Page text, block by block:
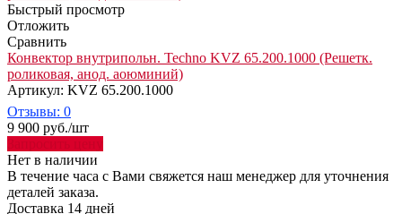
Быстрый просмотр
Отложить
Сравнить
Конвектор внутрипольн. Techno KVZ 65.200.1000 (Решетк.
роликовая, анод. аоюминий)
Артикул: KVZ 65.200.1000
Отзывы: 0
9 900 руб./шт
Нет в наличии
В течение часа с Вами свяжется наш менеджер для уточнения
деталей заказа.
Доставка 14 дней